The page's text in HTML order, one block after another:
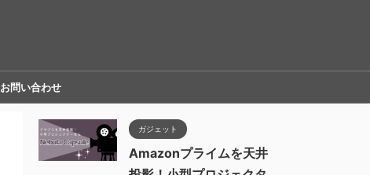
お問い合わせ
ガジェット
Amazonプライムを天井